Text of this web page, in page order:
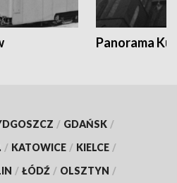
Panorama
/ GDAŃSK /
/ KATOWICE / KIELCE /
/ ŁÓDŹ / OLSZTYN /